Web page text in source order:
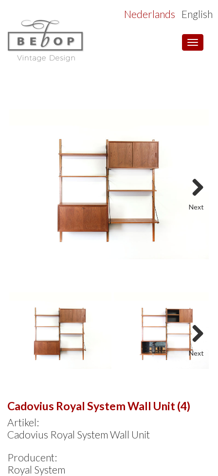
Toggle
Nederlands English
Next
Next
Cadovius Royal System Wall Unit (4)
Artikel:
Cadovius Royal System Wall Unit
Producent:
Royal System